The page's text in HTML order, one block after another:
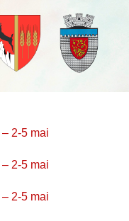
2-5 mai
2-5 mai
2-5 mai